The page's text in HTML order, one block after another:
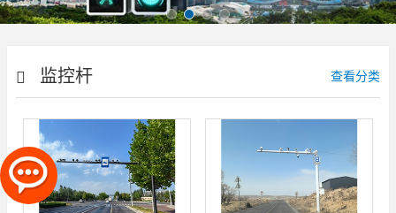
监控杆 查看分类